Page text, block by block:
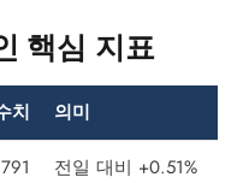
핵심 지표
치 의미
전일 대비 +0.51%